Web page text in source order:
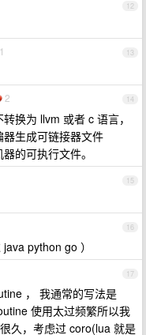
12
13
1
14
2
换为 llvm 或者 c 语言，
生成可链接器文件
的可执行文件。
15
16
python go ）
17
， 我通常的写法是
使用太过频繁所以我
久，考虑过 coro(lua 就是